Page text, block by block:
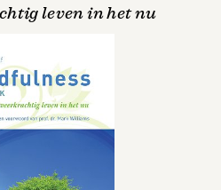
leven in het nu